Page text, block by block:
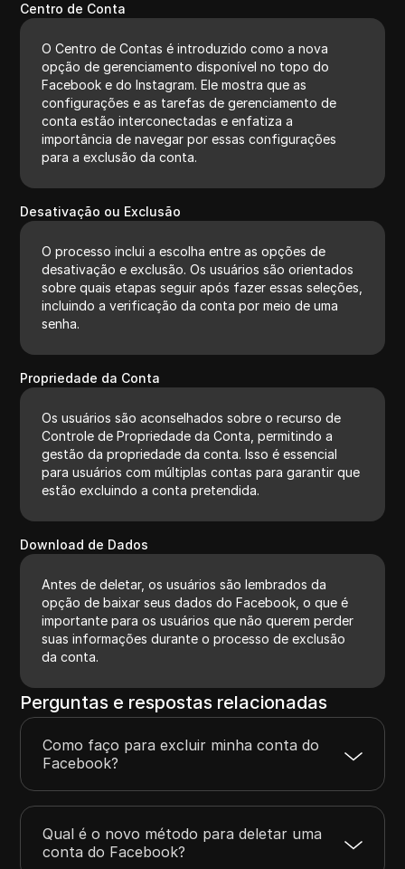
Centro de Conta
O Centro de Contas é introduzido como a nova
opção de gerenciamento disponível no topo do
Facebook e do Instagram. Ele mostra que as
configurações e as tarefas de gerenciamento de
conta estão interconectadas e enfatiza a
importância de navegar por essas configurações
para a exclusão da conta.
Desativação ou Exclusão
O processo inclui a escolha entre as opções de
desativação e exclusão. Os usuários são orientados
sobre quais etapas seguir após fazer essas seleções,
incluindo a verificação da conta por meio de uma
senha.
Propriedade da Conta
Os usuários são aconselhados sobre o recurso de
Controle de Propriedade da Conta, permitindo a
gestão da propriedade da conta. Isso é essencial
para usuários com múltiplas contas para garantir que
estão excluindo a conta pretendida.
Download de Dados
Antes de deletar, os usuários são lembrados da
opção de baixar seus dados do Facebook, o que é
importante para os usuários que não querem perder
suas informações durante o processo de exclusão
da conta.
Perguntas e respostas relacionadas
Como faço para excluir minha conta do
Facebook?
Qual é o novo método para deletar uma
conta do Facebook?